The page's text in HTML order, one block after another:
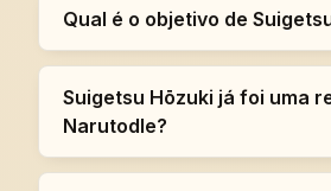
Qual é o objetivo de
Suigetsu Hōzuki já foi uma
Narutodle?